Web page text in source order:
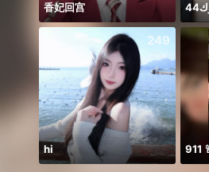
香妃回宫
249
hi 911